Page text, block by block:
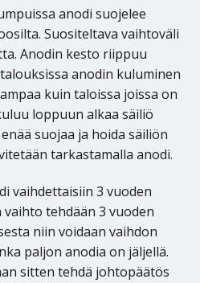
anodi suojelee
Suositeltava vaihtoväli
Anodin kesto riippuu
anodin kuluminen
kuin taloissa joissa on
loppuun alkaa säiliö
suojaa ja hoida säiliön
tarkastamalla anodi.
vaihdettaisiin 3 vuoden
tehdään 3 vuoden
niin voidaan vaihdon
paljon anodia on jäljellä.
sitten tehdä johtopäätös